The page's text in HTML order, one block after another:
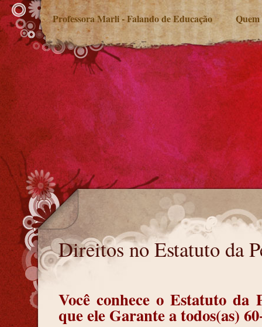
Professora Marli - Falando de Educação Quem
Direitos no Estatuto da
Direitos no Estatuto da Pessoa Idosa
Você conhece o Estatuto da
que ele Garante a todos(as)